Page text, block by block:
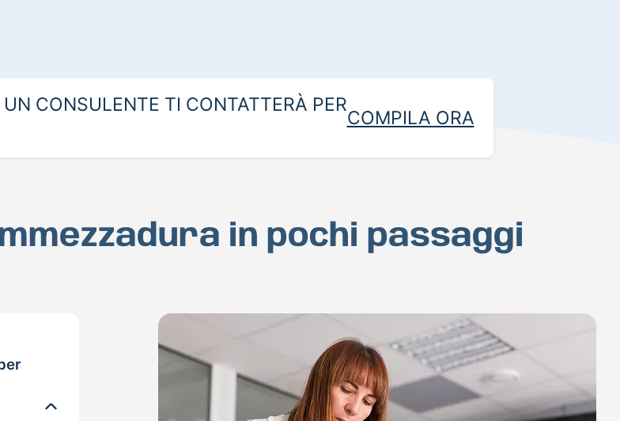
UN CONSULENTE TI CONTATTERÀ PER
COMPILA ORA
in pochi passaggi